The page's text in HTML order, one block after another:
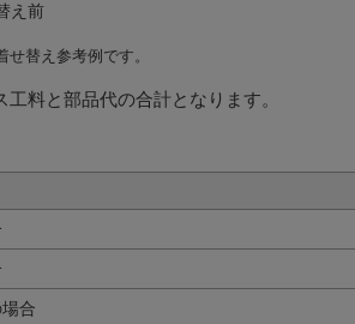
え前
せ替え参考例です。
料と部品代の合計となります。
合